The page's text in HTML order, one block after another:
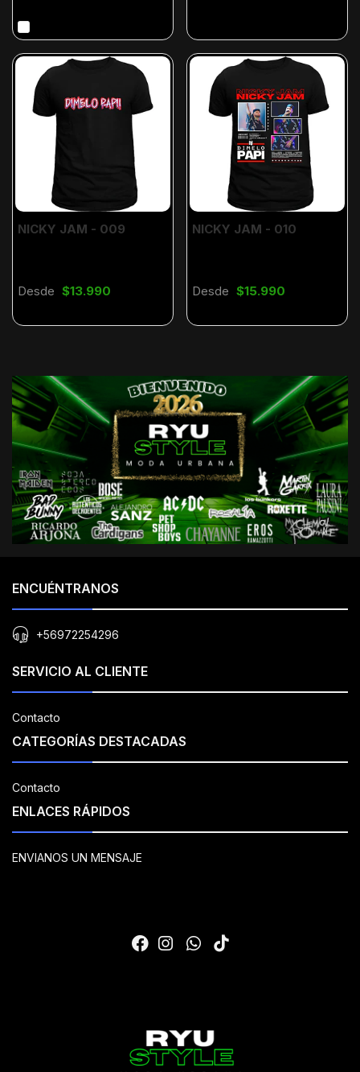
NICKY JAM - 009
Desde $13.990
NICKY JAM - 010
Desde $15.990
ENCUÉNTRANOS
+56972254296
SERVICIO AL CLIENTE
Contacto
CATEGORÍAS DESTACADAS
Contacto
ENLACES RÁPIDOS
ENVIANOS UN MENSAJE